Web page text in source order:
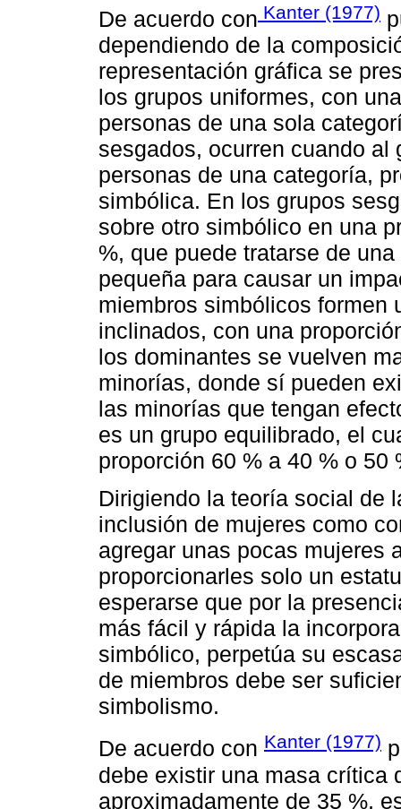
De acuerdo con Kanter (1977)
dependiendo de la
representación gráfica se
los grupos uniformes, con
personas de una sola
sesgados, ocurren cuando al
personas de una categoría,
simbólica. En los grupos
sobre otro simbólico en una
%, que puede tratarse de
pequeña para causar un
miembros simbólicos formen
inclinados, con una
los dominantes se vuelven
minorías, donde sí pueden
las minorías que tengan
es un grupo equilibrado, el
proporción 60 % a 40 % o 50
Dirigiendo la teoría social de
inclusión de mujeres como
agregar unas pocas mujeres
proporcionarles solo un
esperarse que por la
más fácil y rápida la
simbólico, perpetúa su
de miembros debe ser
simbolismo.
De acuerdo con Kanter (1977)
debe existir una masa crítica
aproximadamente de 35 %,